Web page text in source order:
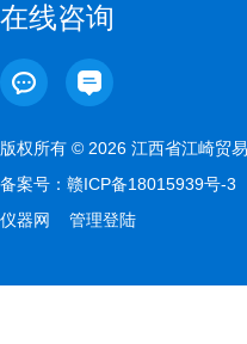
在线咨询
版权所有 © 2026 江西省江崎贸
备案号： 赣ICP备18015939号-3
仪器网
管理登陆